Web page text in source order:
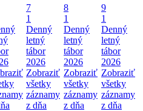
7
1
Denný
letný
tábor
2026
Zobraziť
všetky
záznamy
z dňa
8
1
Denný
letný
tábor
2026
Zobraziť
všetky
záznamy
z dňa
9
1
Denný
letný
tábor
2026
Zobraziť
všetky
záznamy
z dňa